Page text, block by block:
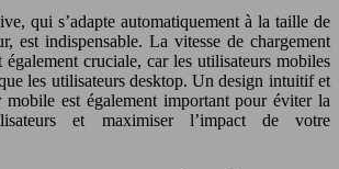
qui s’adapte automatiquement à la taille de
est indispensable. La vitesse de chargement
cruciale, car les utilisateurs mobiles
les utilisateurs desktop. Un design intuitif et
est également important pour éviter la
et maximiser l’impact de votre